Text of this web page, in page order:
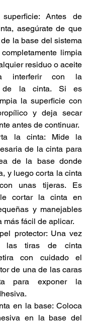
Antes de
asegúrate de que
la base del sistema
limpia
residuo o aceite
interferir con la
de la cinta. Si es
la superficie con
y deja secar
antes de continuar.
la cinta: Mide la
de la cinta para
de la base donde
y luego corta la cinta
unas tijeras. Es
cortar la cinta en
y manejables
más fácil de aplicar.
protector: Una vez
las tiras de cinta
con cuidado el
de una de las caras
para exponer la
en la base: Coloca
en la base del